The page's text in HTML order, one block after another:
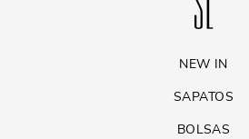
NEW IN
SAPATOS
BOLSAS